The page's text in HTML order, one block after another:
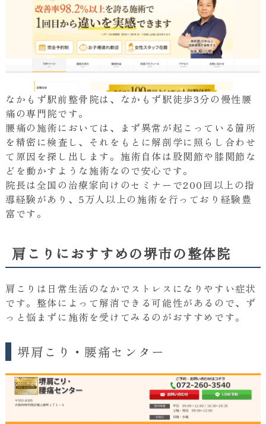
なかもず駅前整骨院は、なかもず駅徒歩3分の慢性腰
痛の専門院です。
腰痛の施術においては、まず異常が起こっている箇所
を精密に検査し、それをもとに解剖学に照らし合わせ
て原因を探し出します。施術自体は股関節や膝関節な
どを動かすような施術なので安心です。
院長は全国の治療家向けのセミナーで200回以上の指
導経験があり、5万人以上の施術を行っており経験豊
富です。
肩こりにおすすめの堺市の整体院
肩こりは日常生活のなかでストレスになりやすい症状
です。整体によって解消できる可能性があるので、ず
っと悩まずに施術を受けてみるのがおすすめです。
堺肩こり・腰痛センター